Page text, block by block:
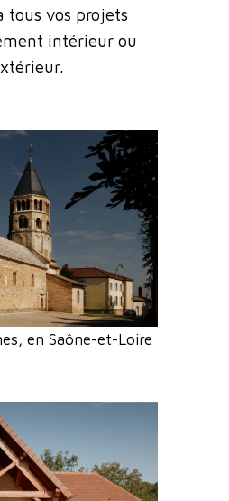
tous vos projets
intérieur ou
en Saône-et-Loire